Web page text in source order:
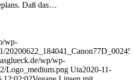
Daß das…
wp-
wp/wp-
Logo_medium.png Uta2020-11-